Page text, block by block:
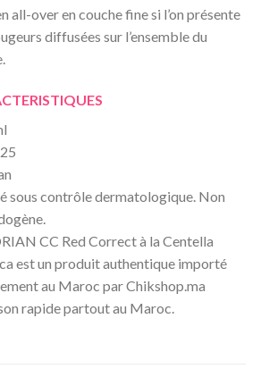
all-over en couche fine si l’on présente
diffusées sur l’ensemble du
sous contrôle dermatologique. Non
CC Red Correct à la Centella
est un produit authentique importé
au Maroc par Chikshop.ma
rapide partout au Maroc.